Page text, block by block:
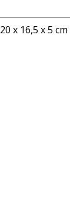
20 x 16,5 x 5 cm